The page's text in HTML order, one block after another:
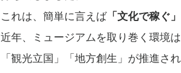
これは、簡単に言えば「文化で稼ぐ
近年、ミュージアムを取り巻く環境
「観光立国」「地方創生」が推進さ